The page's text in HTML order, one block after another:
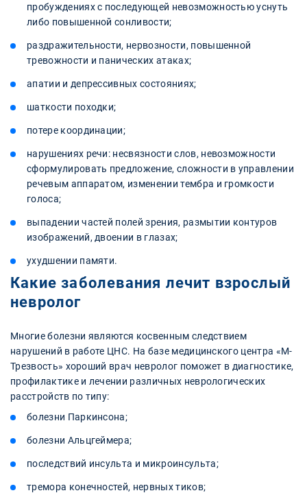
пробуждениях с последующей невозможностью уснуть
либо повышенной сонливости;
раздражительности, нервозности, повышенной
тревожности и панических атаках;
апатии и депрессивных состояниях;
шаткости походки;
потере координации;
нарушениях речи: несвязности слов, невозможности
сформулировать предложение, сложности в управлении
речевым аппаратом, изменении тембра и громкости
голоса;
выпадении частей полей зрения, размытии контуров
изображений, двоении в глазах;
ухудшении памяти.
Какие заболевания лечит взрослый
невролог
Многие болезни являются косвенным следствием
нарушений в работе ЦНС. На базе медицинского центра «М-
Трезвость» хороший врач невролог поможет в диагностике,
профилактике и лечении различных неврологических
расстройств по типу:
болезни Паркинсона;
болезни Альцгеймера;
последствий инсульта и микроинсульта;
тремора конечностей, нервных тиков;